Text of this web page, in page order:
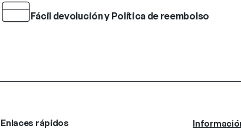
Fácil devolución y Política de reembolso
Enlaces rápidos